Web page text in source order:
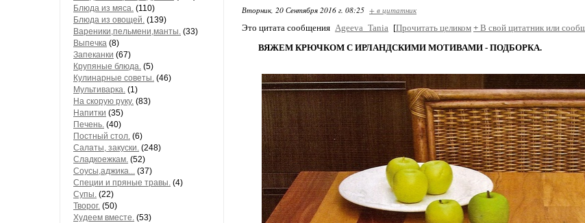
Блюда из мяса. (110)
Блюда из овощей. (139)
Вареники,пельмени,манты. (33)
Выпечка (8)
Запеканки (67)
Крупяные блюда. (5)
Кулинарные советы. (46)
Мультиварка. (1)
На скорую руку. (83)
Напитки (35)
Печень. (40)
Постный стол. (6)
Салаты, закуски. (248)
Сладкоежкам. (52)
Соусы,аджика... (37)
Специи и пряные травы. (4)
Супы. (22)
Творог. (50)
Худеем вместе. (53)
Вторник, 20 Сентября 2016 г. 08:25 + в цитатник
Это цитата сообщения Ageeva_Tania [Прочитать целиком + В свой цитатник или
ВЯЖЕМ КРЮЧКОМ С ИРЛАНДСКИМИ МОТИВАМИ - ПОДБОРКА.